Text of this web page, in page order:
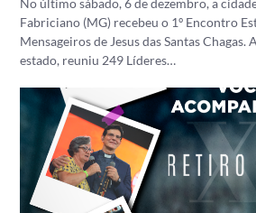
No último sábado, 6 de dezembro, a
Fabriciano (MG) recebeu o 1º Encontro
Mensageiros de Jesus das Santas
estado, reuniu 249 Líderes…